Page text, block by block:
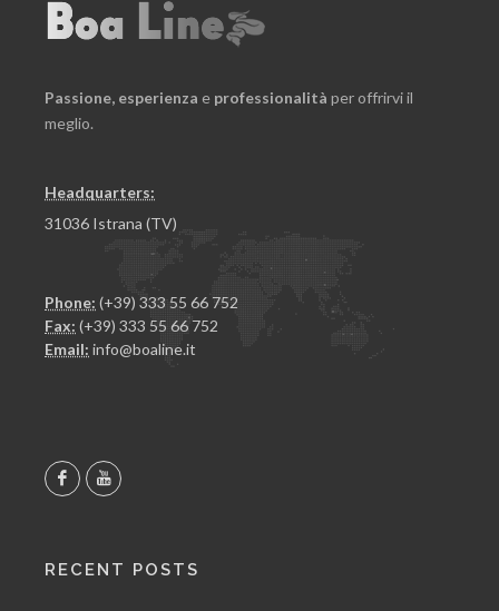
Passione, esperienza e professionalità per offrirvi il
meglio.
Headquarters:
31036 Istrana (TV)
Phone: (+39) 333 55 66 752
Fax: (+39) 333 55 66 752
Email: info@boaline.it
RECENT POSTS